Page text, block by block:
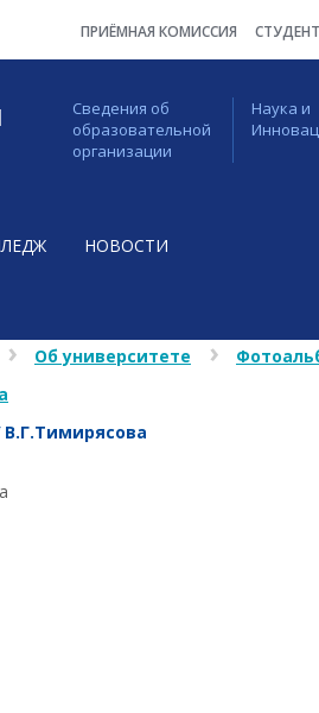
ПРИЁМНАЯ КОМИССИЯ
Сведения об
образовательной
организации
Наука и
НОВОСТИ
Об университете